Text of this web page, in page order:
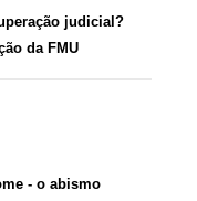
judicial?
da FMU
- o abismo